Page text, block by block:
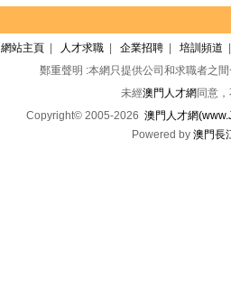
網站主頁 人才求職 企業招聘 培訓頻道
鄭重聲明 :本網只提供公司和求職者之
未經澳門人才網 同意
Copyright© 2005-2026 澳門人才網
Powered by 澳門長